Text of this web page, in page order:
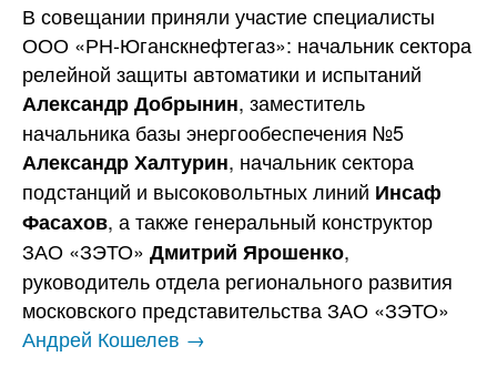
В совещании приняли участие специалисты
ООО «РН-Юганскнефтегаз»: начальник сектора
релейной защиты автоматики и испытаний
Александр Добрынин, заместитель
начальника базы энергообеспечения №5
Александр Халтурин, начальник сектора
подстанций и высоковольтных линий Инсаф
Фасахов, а также генеральный конструктор
ЗАО «ЗЭТО» Дмитрий Ярошенко,
руководитель отдела регионального развития
московского представительства ЗАО «ЗЭТО»
Андрей Кошелев →